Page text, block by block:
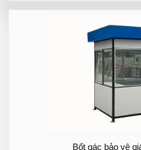
Bốt gác bảo vệ